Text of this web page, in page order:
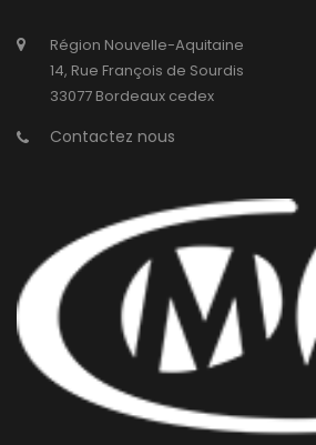
Région Nouvelle-Aquitaine
14, Rue François de Sourdis
33077 Bordeaux cedex
Contactez nous